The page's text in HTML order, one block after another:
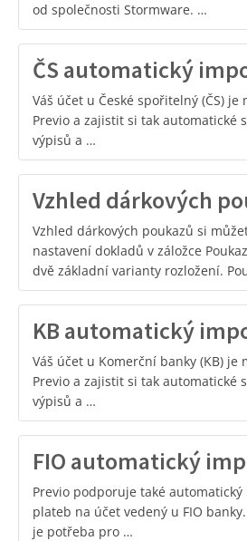
od společnosti Stormware. …
ČS automatický
Váš účet u České spořitelný (ČS)
Previo a zajistit si tak automatické
výpisů a …
Vzhled dárkových
Vzhled dárkových poukazů si
nastavení dokladů v záložce
dvě základní varianty rozložení.
KB automatický
Váš účet u Komerční banky (KB) je
Previo a zajistit si tak automatické
výpisů a …
FIO automatický
Previo podporuje také
plateb na účet vedený u FIO
je potřeba pro …